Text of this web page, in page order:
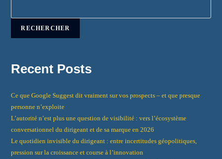
RECHERCHER
Recent Posts
Ce que Google Suggest dit vraiment sur vos prospects – et que presque
personne n’exploite
L’autorité n’est plus une question de visibilité : vers l’écosystème
conversationnel du dirigeant et de sa marque en 2026
Le quotidien invisible du dirigeant : entre incertitudes géopolitiques,
pression sur la croissance et course à l’innovation